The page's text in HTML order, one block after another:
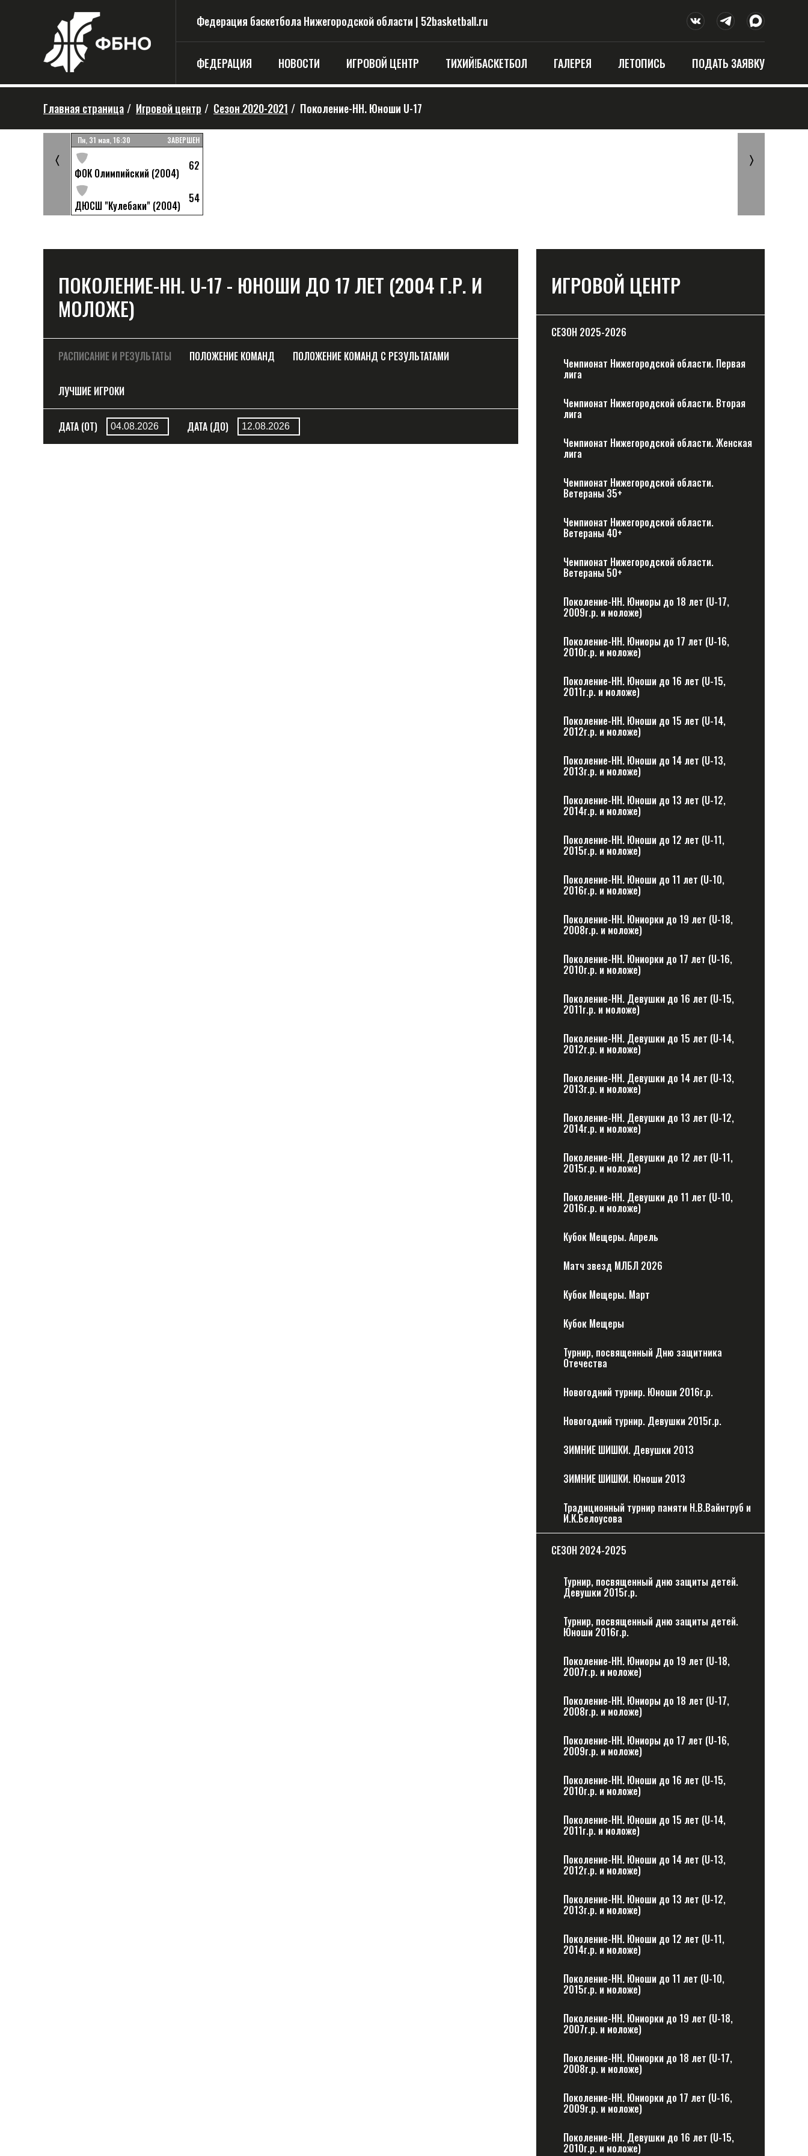
Федерация баскетбола Нижегородской области | 52basketball.ru
ФЕДЕРАЦИЯ НОВОСТИ ИГРОВОЙ ЦЕНТР ТИХИЙ!БАСКЕТБОЛ ГАЛЕРЕЯ ЛЕТОПИСЬ ПОДАТЬ ЗАЯВКУ
Главная страница / Игровой центр / Сезон 2020-2021 / Поколение-НН. Юноши U-17
20
Пн, 31 мая, 16:30 ЗАВЕРШЕН
ФОК Олимпийский (2004)
62
ДЮСШ "Кулебаки" (2004)
54
〈 〉
ПОКОЛЕНИЕ-НН. U-17 - ЮНОШИ ДО 17 ЛЕТ (2004 Г.Р. И
МОЛОЖЕ)
РАСПИСАНИЕ И РЕЗУЛЬТАТЫ ПОЛОЖЕНИЕ КОМАНД ПОЛОЖЕНИЕ КОМАНД С РЕЗУЛЬТАТАМИ
ЛУЧШИЕ ИГРОКИ
ДАТА (ОТ) ДАТА (ДО)
ИГРОВОЙ ЦЕНТР
СЕЗОН 2025-2026
Чемпионат Нижегородской области. Первая
лига
Чемпионат Нижегородской области. Вторая
лига
Чемпионат Нижегородской области. Женская
лига
Чемпионат Нижегородской области.
Ветераны 35+
Чемпионат Нижегородской области.
Ветераны 40+
Чемпионат Нижегородской области.
Ветераны 50+
Поколение-НН. Юниоры до 18 лет (U-17,
2009г.р. и моложе)
Поколение-НН. Юниоры до 17 лет (U-16,
2010г.р. и моложе)
Поколение-НН. Юноши до 16 лет (U-15,
2011г.р. и моложе)
Поколение-НН. Юноши до 15 лет (U-14,
2012г.р. и моложе)
Поколение-НН. Юноши до 14 лет (U-13,
2013г.р. и моложе)
Поколение-НН. Юноши до 13 лет (U-12,
2014г.р. и моложе)
Поколение-НН. Юноши до 12 лет (U-11,
2015г.р. и моложе)
Поколение-НН. Юноши до 11 лет (U-10,
2016г.р. и моложе)
Поколение-НН. Юниорки до 19 лет (U-18,
2008г.р. и моложе)
Поколение-НН. Юниорки до 17 лет (U-16,
2010г.р. и моложе)
Поколение-НН. Девушки до 16 лет (U-15,
2011г.р. и моложе)
Поколение-НН. Девушки до 15 лет (U-14,
2012г.р. и моложе)
Поколение-НН. Девушки до 14 лет (U-13,
2013г.р. и моложе)
Поколение-НН. Девушки до 13 лет (U-12,
2014г.р. и моложе)
Поколение-НН. Девушки до 12 лет (U-11,
2015г.р. и моложе)
Поколение-НН. Девушки до 11 лет (U-10,
2016г.р. и моложе)
Кубок Мещеры. Апрель
Матч звезд МЛБЛ 2026
Кубок Мещеры. Март
Кубок Мещеры
Турнир, посвященный Дню защитника
Отечества
Новогодний турнир. Юноши 2016г.р.
Новогодний турнир. Девушки 2015г.р.
ЗИМНИЕ ШИШКИ. Девушки 2013
ЗИМНИЕ ШИШКИ. Юноши 2013
Традиционный турнир памяти Н.В.Вайнтруб и
И.К.Белоусова
CЕЗОН 2024-2025
Турнир, посвященный дню защиты детей.
Девушки 2015г.р.
Турнир, посвященный дню защиты детей.
Юноши 2016г.р.
Поколение-НН. Юниоры до 19 лет (U-18,
2007г.р. и моложе)
Поколение-НН. Юниоры до 18 лет (U-17,
2008г.р. и моложе)
Поколение-НН. Юниоры до 17 лет (U-16,
2009г.р. и моложе)
Поколение-НН. Юноши до 16 лет (U-15,
2010г.р. и моложе)
Поколение-НН. Юноши до 15 лет (U-14,
2011г.р. и моложе)
Поколение-НН. Юноши до 14 лет (U-13,
2012г.р. и моложе)
Поколение-НН. Юноши до 13 лет (U-12,
2013г.р. и моложе)
Поколение-НН. Юноши до 12 лет (U-11,
2014г.р. и моложе)
Поколение-НН. Юноши до 11 лет (U-10,
2015г.р. и моложе)
Поколение-НН. Юниорки до 19 лет (U-18,
2007г.р. и моложе)
Поколение-НН. Юниорки до 18 лет (U-17,
2008г.р. и моложе)
Поколение-НН. Юниорки до 17 лет (U-16,
2009г.р. и моложе)
Поколение-НН. Девушки до 16 лет (U-15,
2010г.р. и моложе)